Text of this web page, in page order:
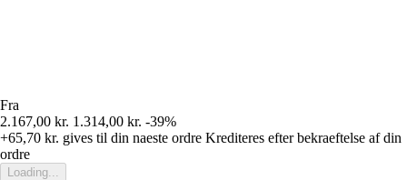
Fra
2.167,00 kr. 1.314,00 kr. -39%
+65,70 kr. gives til din naeste ordre Krediteres efter bekraeftelse af din
ordre
Loading...